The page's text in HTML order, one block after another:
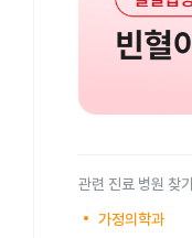
관련 진료 병원 찾
가정의학과